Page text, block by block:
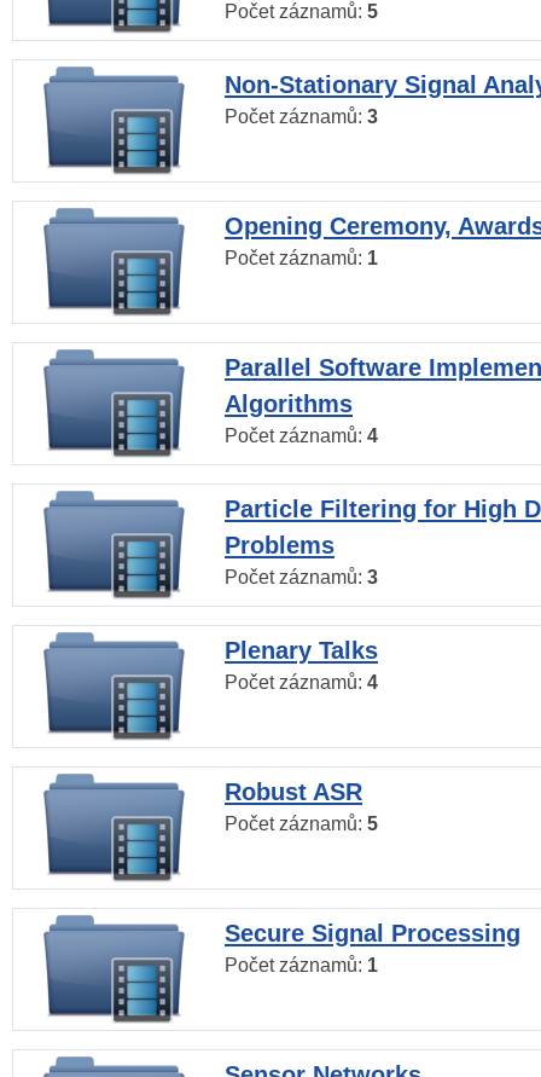
Počet záznamů: 5
Non-Stationary Signal
Počet záznamů: 3
Opening Ceremony,
Počet záznamů: 1
Parallel Software
Algorithms
Počet záznamů: 4
Particle Filtering for High
Problems
Počet záznamů: 3
Plenary Talks
Počet záznamů: 4
Robust ASR
Počet záznamů: 5
Secure Signal Processing
Počet záznamů: 1